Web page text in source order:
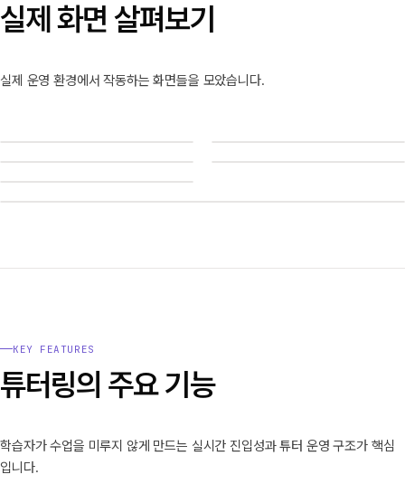
실제 화면 살펴보기
실제 운영 환경에서 작동하는 화면들을 모았습니다.
01 TT 02 TT
03 TT TT
05 TT TT
KEY FEATURES
튜터링의 주요 기능
학습자가 수업을 미루지 않게 만드는 실시간 진입성과 튜터 운영 구조가 핵심
입니다.